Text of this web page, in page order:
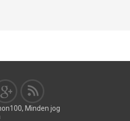
Minden jog